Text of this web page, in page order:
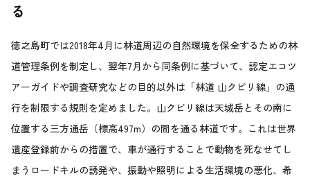
る
徳之島町では2018年4月に林道周辺の自然環境を保全するための林
道管理条例を制定し、翌年7月から同条例に基づいて、認定エコツ
アーガイドや調査研究などの目的以外は「林道 山クビリ線」の通
行を制限する規則を定めました。山クビリ線は天城岳とその南に
位置する三方通岳（標高497m）の間を通る林道です。これは世界
遺産登録前からの措置で、車が通行することで動物を死なせてし
まうロードキルの誘発や、振動や照明による生活環境の悪化、希